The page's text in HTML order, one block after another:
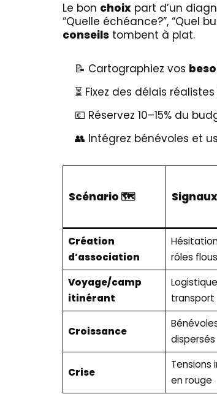
Le bon choix part d’un
“Quelle échéance?”, “Quel
conseils tombent à plat.
📝 Cartographiez vos
⏳ Fixez des délais réalistes
💶 Réservez 10–15% du
👥 Intégrez bénévoles et
Scénario 🗺️
Création
d’association
rôles flous
Voyage/camp
itinérant
transport
Croissance
dispersés
Crise
Tensions
en rouge